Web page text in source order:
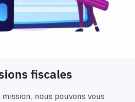
fiscales
nous pouvons vous